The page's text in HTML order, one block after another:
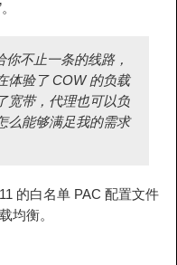
不止一条的线路，
体验了 COW 的负载
带，代理也可以负
能够满足我的需求
的白名单 PAC 配置文件
均衡。